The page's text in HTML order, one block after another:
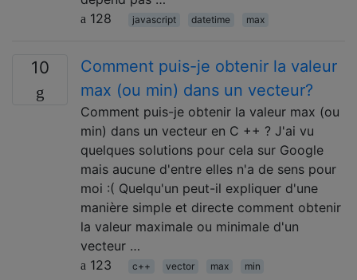
128
javascript datetime max
10
Comment puis-je obtenir la valeur
max (ou min) dans un vecteur?
Comment puis-je obtenir la valeur max (ou
min) dans un vecteur en C ++ ? J'ai vu
quelques solutions pour cela sur Google
mais aucune d'entre elles n'a de sens pour
moi :( Quelqu'un peut-il expliquer d'une
manière simple et directe comment obtenir
la valeur maximale ou minimale d'un
vecteur …
123
c++ vector max min